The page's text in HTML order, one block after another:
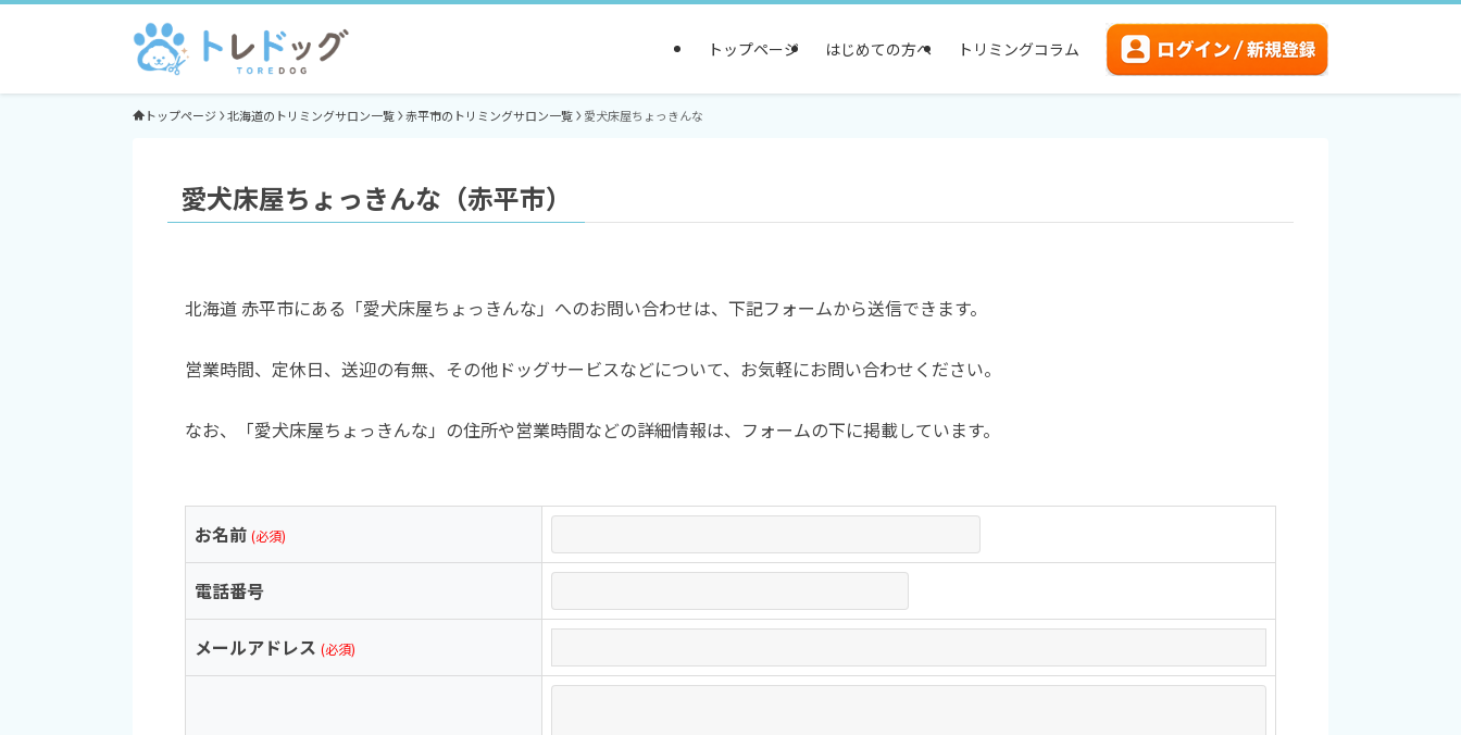
トップページ はじめての方へ トリミングコラム
トップページ 北海道のトリミングサロン一覧 赤平市のトリミングサロン一覧 愛犬床屋ちょっきんな
愛犬床屋ちょっきんな（赤平市）
北海道 赤平市にある「愛犬床屋ちょっきんな」へのお問い合わせは、下記フォームから送信できます。
営業時間、定休日、送迎の有無、その他ドッグサービスなどについて、お気軽にお問い合わせください。
なお、「愛犬床屋ちょっきんな」の住所や営業時間などの詳細情報は、フォームの下に掲載しています。
お名前 (必須)
電話番号
メールアドレス (必須)